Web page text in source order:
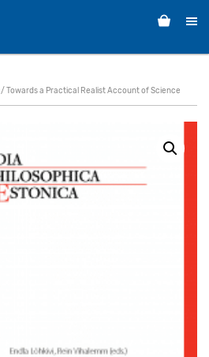
/ Towards a Practical Realist Account of Science